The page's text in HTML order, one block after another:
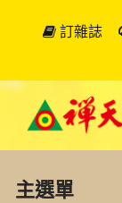
訂雜誌
主選單